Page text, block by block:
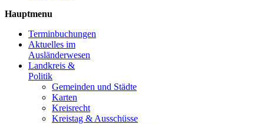
Hauptmenu
Terminbuchungen
Aktuelles im
Ausländerwesen
Landkreis &
Politik
Gemeinden und Städte
Karten
Kreisrecht
Kreistag & Ausschüsse